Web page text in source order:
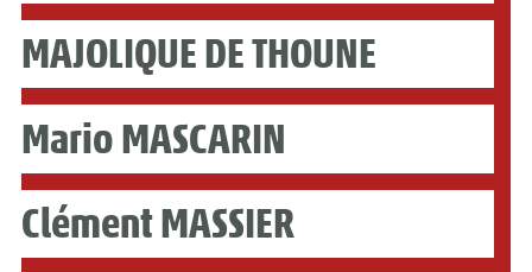
MAJOLIQUE DE THOUNE
Mario MASCARIN
Clément MASSIER